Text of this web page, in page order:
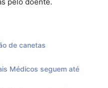
pelo doente.
de canetas
Médicos seguem até